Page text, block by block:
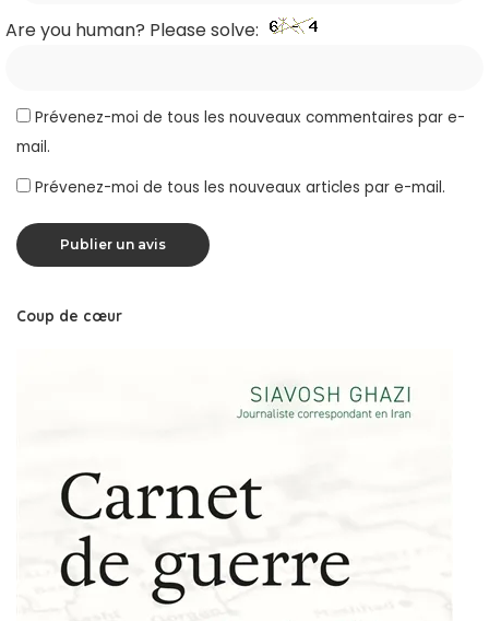
Are you human? Please solve:
Prévenez-moi de tous les nouveaux commentaires par e-
mail.
Prévenez-moi de tous les nouveaux articles par e-mail.
Coup de cœur